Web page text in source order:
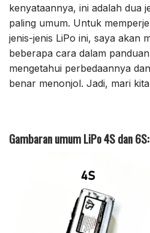
kenyataannya, ini adalah dua
paling umum. Untuk
jenis-jenis LiPo ini, saya akan
beberapa cara dalam
mengetahui perbedaannya
benar menonjol. Jadi, mari
Gambaran umum LiPo 4S dan